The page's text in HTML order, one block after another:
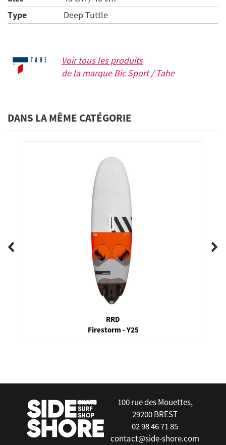
Type
Deep Tuttle
Voir tous les produits
de la marqueBic Sport / Tahe
DANS LA MÊME CATÉGORIE
RRD
Firestorm - Y25
100 rue des Mouettes,
29200 BREST
02 98 46 71 85
contact@side-shore.com